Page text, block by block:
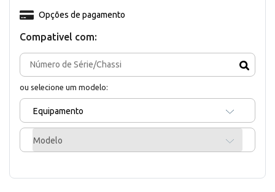
Compativel com:
ou selecione um modelo:
Equipamento
Modelo
Opções de pagamento